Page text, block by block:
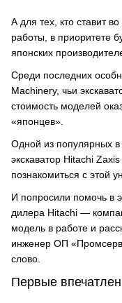
А для тех, кто ставит
работы, в приоритете
японских
Среди последних
Machinery, чьи
стоимость моделей
«японцев».
Одной из популярных
экскаватор Hitachi
познакомиться с этой
И попросили помочь в
дилера Hitachi —
модель в работе и
инженер ОП
слово.
Первые